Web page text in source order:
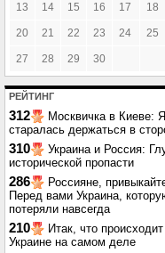
13 14 15 16 17 18
20 21 22 23 24 25
27 28 29 30
РЕЙТИНГ
312
Москвичка в Киеве: Я
старалась держаться в
310
Украина и Россия:
исторической пропасти
286
Россияне,
Перед вами Украина,
потеряли навсегда
210
Итак, что
Украине на самом деле